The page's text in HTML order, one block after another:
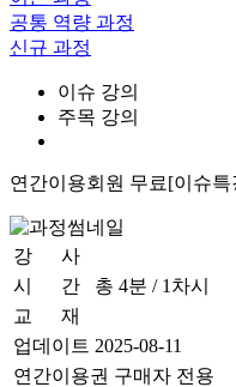
공통 역량 과정
신규 과정
이슈 강의
주목 강의
연간이용회원 무료[이슈특
강 사
시 간
총 4분 / 1차시
교 재
업데이트 2025-08-11
연간이용권 구매자 전용